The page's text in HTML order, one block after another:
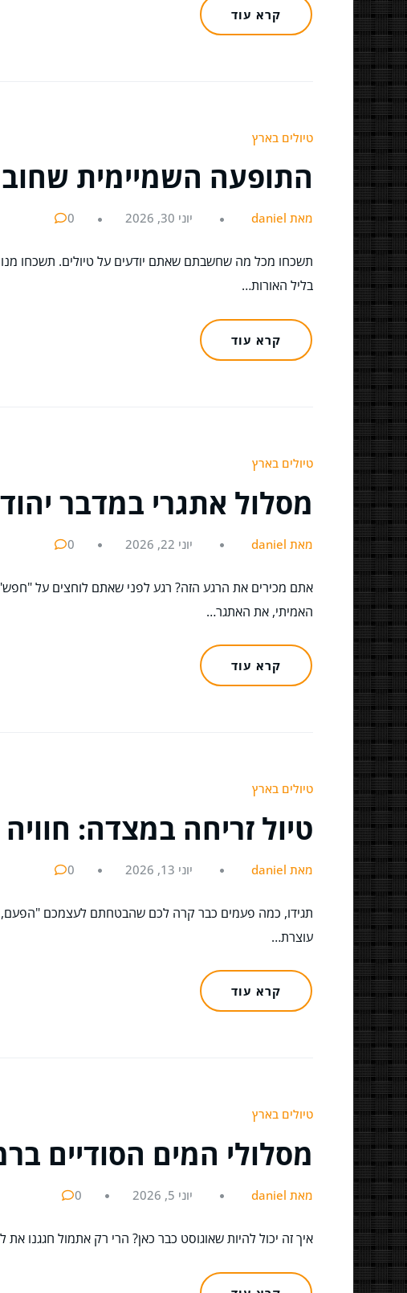
קרא עוד
טיולים בארץ
התופעה השמיימית
מאת daniel יוני 30, 2026 0
תשכחו מכל מה שחשבתם שאתם יודעים על טיולים. תשכחו
בליל האורות…
קרא עוד
טיולים בארץ
מסלול אתגרי במדבר
מאת daniel יוני 22, 2026 0
אתם מכירים את הרגע הזה? רגע לפני שאתם לוחצים על
האמיתי, את האתגר…
קרא עוד
טיולים בארץ
טיול זריחה במצדה:
מאת daniel יוני 13, 2026 0
תגידו, כמה פעמים כבר קרה לכם שהבטחתם לעצמכם "הפעם,
עוצרת…
קרא עוד
טיולים בארץ
מסלולי המים הסודיים
מאת daniel יוני 5, 2026 0
איך זה יכול להיות שאוגוסט כבר כאן? הרי רק אתמול